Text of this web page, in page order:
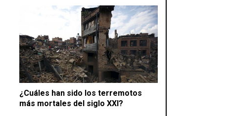
¿Cuáles han sido los terremotos
más mortales del siglo XXI?